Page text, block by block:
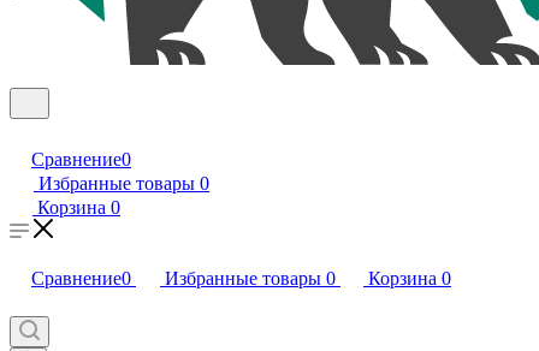
Сравнение0
Избранные товары 0
Корзина 0
Сравнение0 Избранные товары 0 Корзина 0